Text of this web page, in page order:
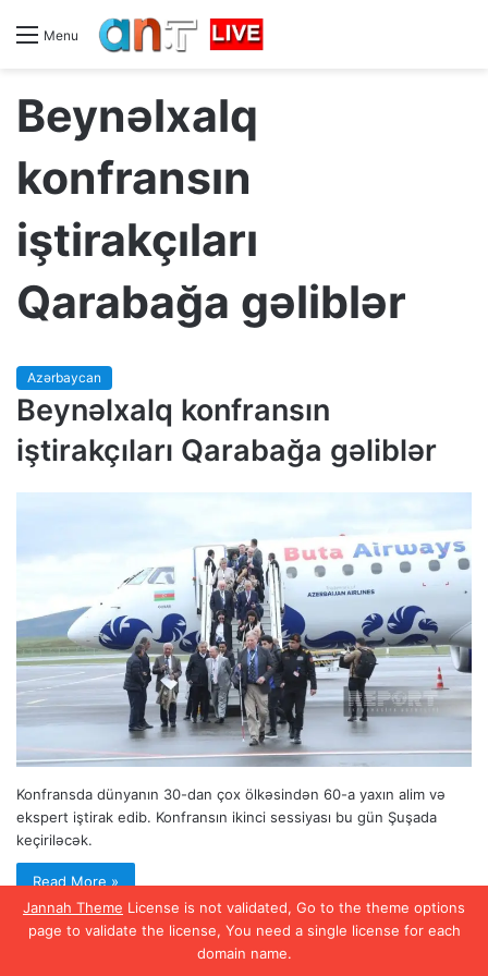
Jannah Theme License is not validated, Go to the theme options
page to validate the license, You need a single license for each
domain name.
Menu
Beynəlxalq
konfransın
iştirakçıları
Qarabağa gəliblər
Azərbaycan
Beynəlxalq konfransın
iştirakçıları Qarabağa gəliblər
Konfransda dünyanın 30-dan çox ölkəsindən 60-a yaxın alim və
ekspert iştirak edib. Konfransın ikinci sessiyası bu gün Şuşada
keçiriləcək.
Read More »